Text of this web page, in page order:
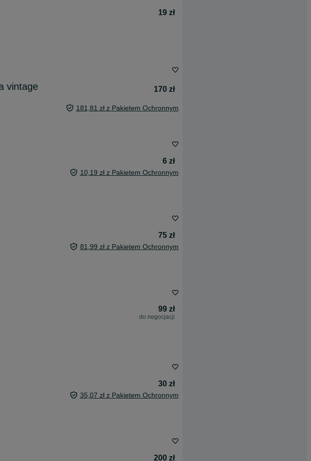
19 zł
vintage
170 zł
181,81 zł z Pakietem Ochronnym
6 zł
10,19 zł z Pakietem Ochronnym
75 zł
81,99 zł z Pakietem Ochronnym
99 zł
do negocjacji
30 zł
35,07 zł z Pakietem Ochronnym
200 zł